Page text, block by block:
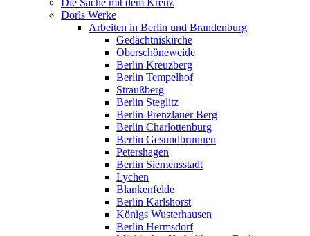
Dorls Werke
Arbeiten in Berlin und Brandenburg
Gedächtniskirche
Oberschöneweide
Berlin Kreuzberg
Berlin Tempelhof
Straußberg
Berlin Steglitz
Berlin-Prenzlauer Berg
Berlin Charlottenburg
Berlin Gesundbrunnen
Petershagen
Berlin Siemensstadt
Lychen
Blankenfelde
Berlin Karlshorst
Königs Wusterhausen
Berlin Hermsdorf